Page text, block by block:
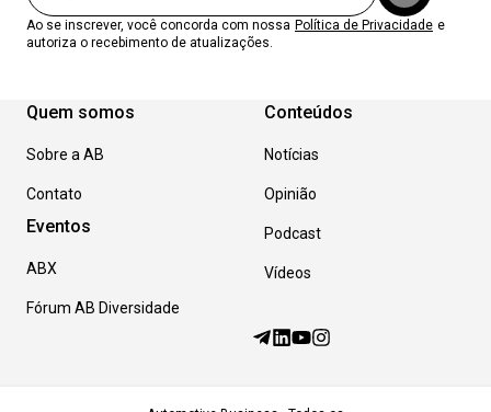
Ao se inscrever, você concorda com nossa Política de Privacidade e
autoriza o recebimento de atualizações.
Quem somos
Sobre a AB
Contato
Eventos
ABX
Fórum AB Diversidade
Conteúdos
Notícias
Opinião
Podcast
Vídeos